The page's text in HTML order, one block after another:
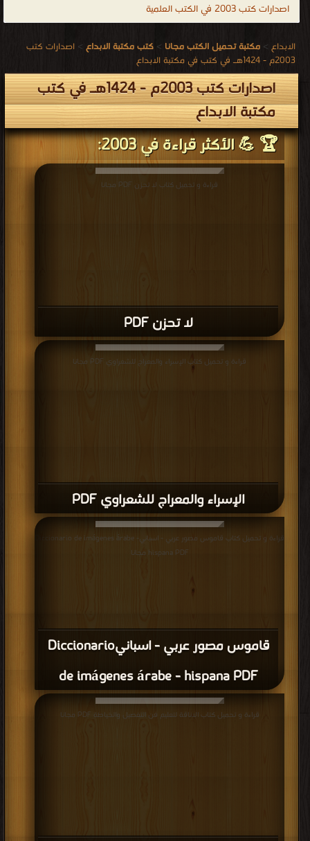
اصدارات كتب 2003 في الكتب العلمية
الابداع > مكتبة تحميل الكتب مجانا > كتب مكتبة الابداع > اصدارات كتب
2003م - 1424هـ في كتب في مكتبة الابداع
اصدارات كتب 2003م - 1424هـ في كتب
مكتبة الابداع
🏆 💪 الأكثر قراءة في 2003:
لا تحزن PDF
قراءة و تحميل كتاب لا تحزن PDF مجانا
الإسراء والمعراج للشعراوي PDF
قراءة و تحميل كتاب الإسراء والمعراج للشعراوي PDF مجانا
قاموس مصور عربي - اسبانيDiccionario
de imágenes árabe - hispana PDF
قراءة و تحميل كتاب قاموس مصور عربي - اسبانيDiccionario de imágenes árabe -
hispana PDF مجانا
قراءة و تحميل كتاب الاناقة لتعليم فن التفصيل والخياطة PDF مجانا